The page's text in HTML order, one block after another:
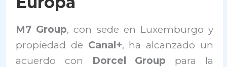
M7 Group, con sede en Luxemburgo y
propiedad de Canal+, ha alcanzado un
acuerdo con
Dorcel Group para la